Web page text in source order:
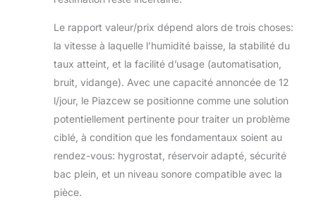
Le rapport valeur/prix dépend alors de trois choses:
la vitesse à laquelle l’humidité baisse, la stabilité du
taux atteint, et la facilité d’usage (automatisation,
bruit, vidange). Avec une capacité annoncée de 12
l/jour, le Piazcew se positionne comme une solution
potentiellement pertinente pour traiter un problème
ciblé, à condition que les fondamentaux soient au
rendez-vous: hygrostat, réservoir adapté, sécurité
bac plein, et un niveau sonore compatible avec la
pièce.